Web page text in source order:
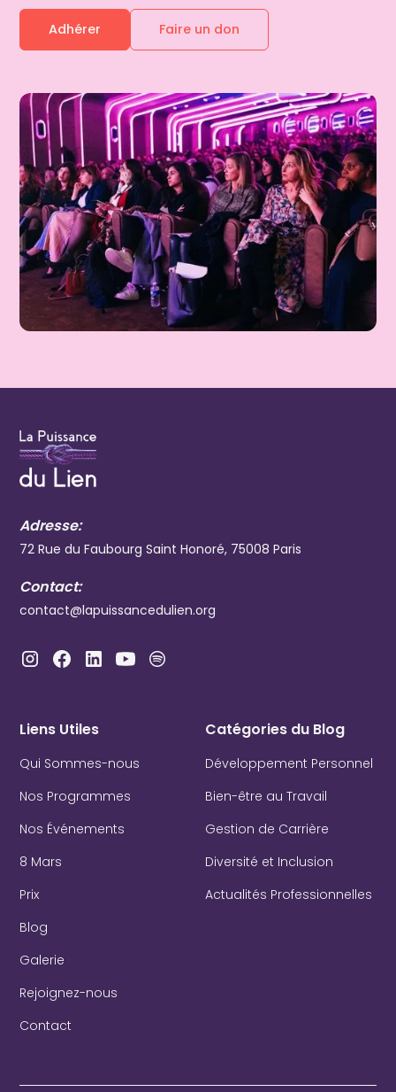
Adhérer Faire un don
Adresse:
72 Rue du Faubourg Saint Honoré, 75008 Paris
Contact:
contact@lapuissancedulien.org
Liens Utiles
Qui Sommes-nous
Nos Programmes
Nos Événements
8 Mars
Prix
Blog
Galerie
Rejoignez-nous
Contact
Catégories du Blog
Développement Personnel
Bien-être au Travail
Gestion de Carrière
Diversité et Inclusion
Actualités Professionnelles